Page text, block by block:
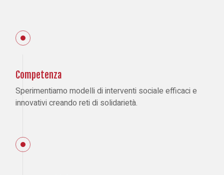
Competenza
Sperimentiamo modelli di interventi sociale efficaci e
innovativi creando reti di solidarietà.